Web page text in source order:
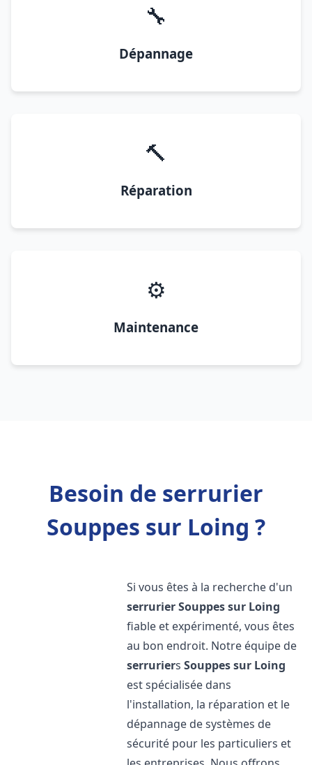
🔧
Dépannage
🔨
Réparation
⚙️
Maintenance
Besoin de serrurier
Souppes sur Loing ?
Si vous êtes à la recherche d'un
serrurierSouppes sur Loing
fiable et expérimenté, vous êtes
au bon endroit. Notre équipe de
serruriersSouppes sur Loing
est spécialisée dans
l'installation, la réparation et le
dépannage de systèmes de
sécurité pour les particuliers et